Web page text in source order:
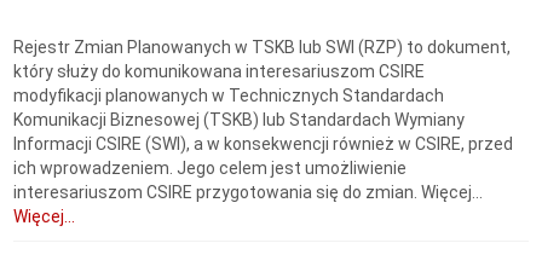
Rejestr Zmian Planowanych w TSKB lub SWI (RZP) to dokument,
który służy do komunikowana interesariuszom CSIRE
modyfikacji planowanych w Technicznych Standardach
Komunikacji Biznesowej (TSKB) lub Standardach Wymiany
Informacji CSIRE (SWI), a w konsekwencji również w CSIRE, przed
ich wprowadzeniem. Jego celem jest umożliwienie
interesariuszom CSIRE przygotowania się do zmian. Więcej...
Więcej...